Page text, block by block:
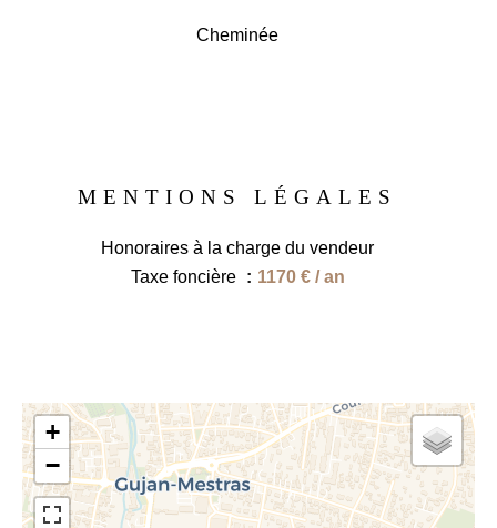
Cheminée
MENTIONS LÉGALES
Honoraires à la charge du vendeur
Taxe foncière
1170 € / an
+
−